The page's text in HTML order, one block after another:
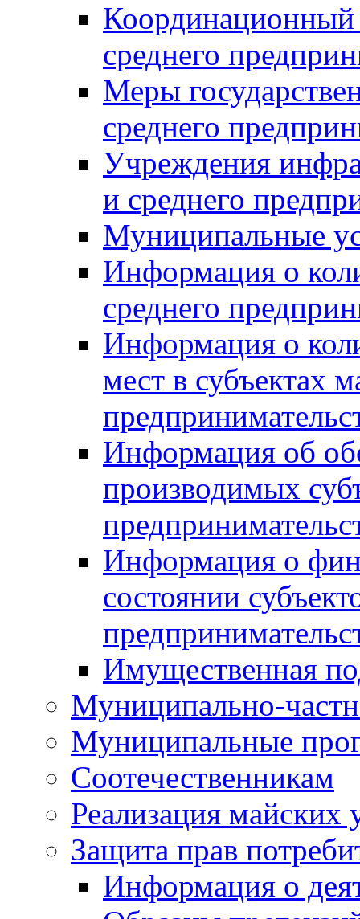
Координационный
среднего
Меры
среднего
Учреждения
и среднего
Муниципальные
Информация о
среднего
Информация о
мест в субъектах
Информация об
производимых
Информация о
состоянии
Имущественная
Муниципально-
Муниципальные
Соотечественникам
Реализация майских
Защита прав
Информация о